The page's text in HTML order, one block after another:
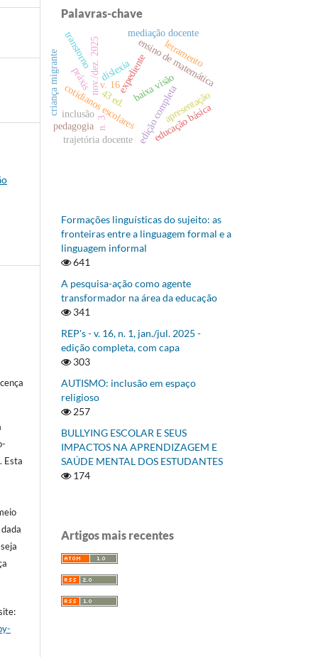
. Esta
Palavras-chave
edição completa
v. 16
n. 3
nov./dez. 2025
43 ed.
expediente
apresentação
ensino de matemática
cotidianos escolares
trajetória docente
mediação docente
baixa visão
educação básica
criança migrante inclusão
letramento
práxis
pedagogia
dislexia
transtorno
Formações linguísticas do sujeito: as
fronteiras entre a linguagem formal e a
linguagem informal
641
A pesquisa-ação como agente
transformador na área da educação
341
REP's - v. 16, n. 1, jan./jul. 2025 -
edição completa, com capa
303
AUTISMO: inclusão em espaço
religioso
257
BULLYING ESCOLAR E SEUS
IMPACTOS NA APRENDIZAGEM E
SAÚDE MENTAL DOS ESTUDANTES
174
Artigos mais recentes